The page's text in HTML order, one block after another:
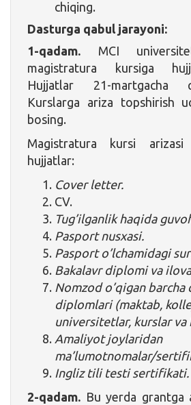
chiqing.
Dasturga qabul jarayoni:
1-qadam. MCI
magistratura kursiga
Hujjatlar 21-martgacha
Kurslarga ariza topshirish
bosing.
Magistratura kursi
hujjatlar:
Cover letter.
CV.
Tug’ilganlik haqida
Pasport nusxasi.
Pasport o’lchamidagi
Bakalavr diplomi va
Nomzod o’qigan barcha
diplomlari (maktab,
universitetlar, kurslar va
Amaliyot joylaridan
ma’lumotnomalar/
Ingliz tili testi sertifikati.
2-qadam. Bu yerda grantga